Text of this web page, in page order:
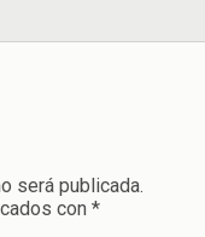
será publicada.
con *